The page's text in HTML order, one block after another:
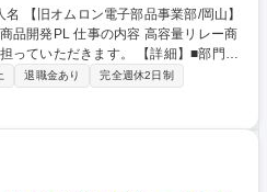
容 高容量リレー商
きます。 【詳細】■部門横
クトの計画立案/遂行 ■全体タスクと
する開発言語等】■
、CAEシミュレーション ■各種測
退職金あり
完全週休2日制